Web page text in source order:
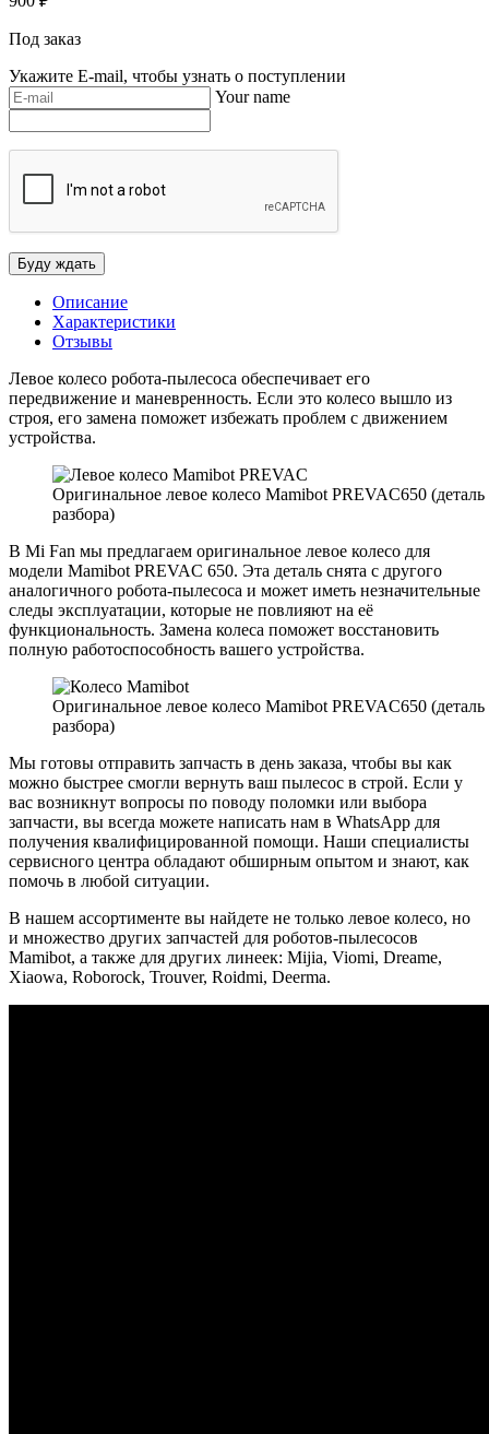
Под заказ
Укажите E-mail, чтобы узнать о поступлении
Your name
Описание
Характеристики
Отзывы
Левое колесо робота-пылесоса обеспечивает его
передвижение и маневренность. Если это колесо вышло из
строя, его замена поможет избежать проблем с движением
устройства.
Оригинальное левое колесо Mamibot PREVAC650 (деталь
разбора)
В Mi Fan мы предлагаем оригинальное левое колесо для
модели Mamibot PREVAC 650. Эта деталь снята с другого
аналогичного робота-пылесоса и может иметь незначительные
следы эксплуатации, которые не повлияют на её
функциональность. Замена колеса поможет восстановить
полную работоспособность вашего устройства.
Оригинальное левое колесо Mamibot PREVAC650 (деталь
разбора)
Мы готовы отправить запчасть в день заказа, чтобы вы как
можно быстрее смогли вернуть ваш пылесос в строй. Если у
вас возникнут вопросы по поводу поломки или выбора
запчасти, вы всегда можете написать нам в WhatsApp для
получения квалифицированной помощи. Наши специалисты
сервисного центра обладают обширным опытом и знают, как
помочь в любой ситуации.
В нашем ассортименте вы найдете не только левое колесо, но
и множество других запчастей для роботов-пылесосов
Mamibot, а также для других линеек: Mijia, Viomi, Dreame,
Xiaowa, Roborock, Trouver, Roidmi, Deerma.